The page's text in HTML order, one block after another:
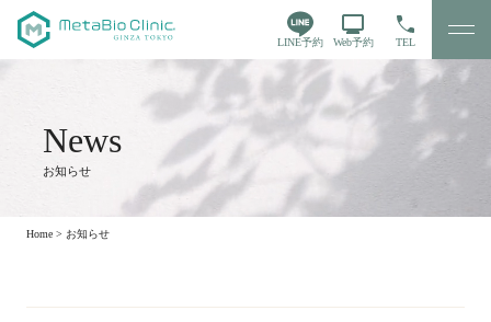
LINE予約 Web予約 TEL
お知らせ
Home > お知らせ